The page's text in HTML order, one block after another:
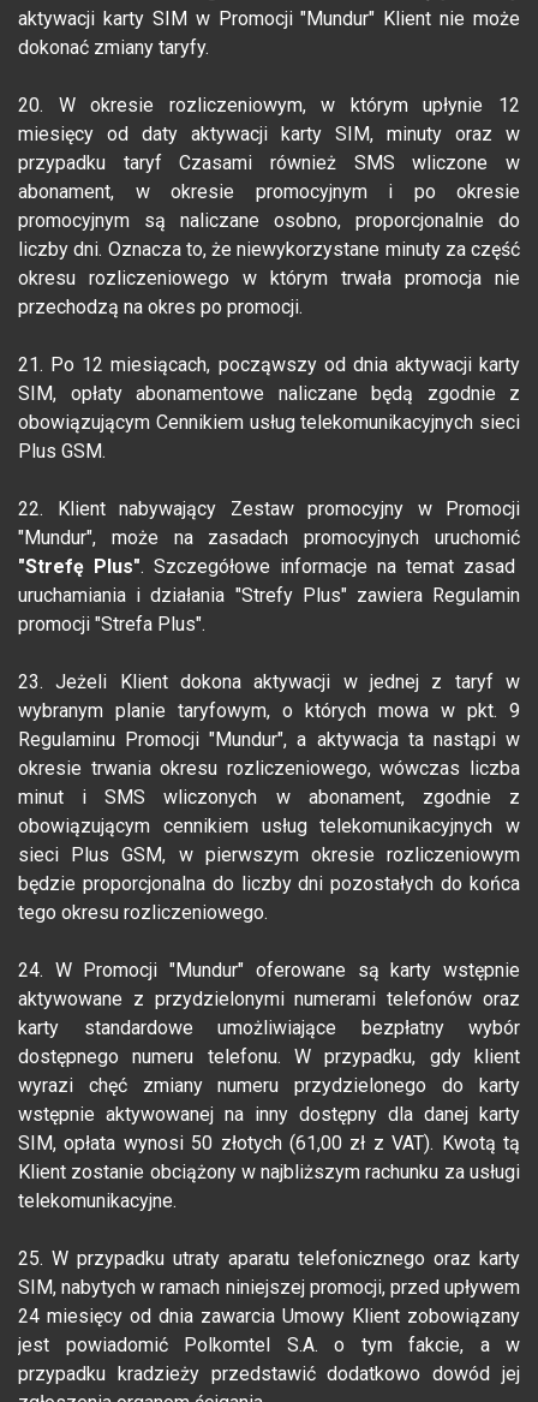
aktywacji karty SIM w Promocji "Mundur" Klient nie może
dokonać zmiany taryfy.
20. W okresie rozliczeniowym, w którym upłynie 12
miesięcy od daty aktywacji karty SIM, minuty oraz w
przypadku taryf Czasami również SMS wliczone w
abonament, w okresie promocyjnym i po okresie
promocyjnym są naliczane osobno, proporcjonalnie do
liczby dni. Oznacza to, że niewykorzystane minuty za część
okresu rozliczeniowego w którym trwała promocja nie
przechodzą na okres po promocji.
21. Po 12 miesiącach, począwszy od dnia aktywacji karty
SIM, opłaty abonamentowe naliczane będą zgodnie z
obowiązującym Cennikiem usług telekomunikacyjnych sieci
Plus GSM.
22. Klient nabywający Zestaw promocyjny w Promocji
"Mundur", może na zasadach promocyjnych uruchomić
"Strefę Plus". Szczegółowe informacje na temat zasad
uruchamiania i działania "Strefy Plus" zawiera Regulamin
promocji "Strefa Plus".
23. Jeżeli Klient dokona aktywacji w jednej z taryf w
wybranym planie taryfowym, o których mowa w pkt. 9
Regulaminu Promocji "Mundur", a aktywacja ta nastąpi w
okresie trwania okresu rozliczeniowego, wówczas liczba
minut i SMS wliczonych w abonament, zgodnie z
obowiązującym cennikiem usług telekomunikacyjnych w
sieci Plus GSM, w pierwszym okresie rozliczeniowym
będzie proporcjonalna do liczby dni pozostałych do końca
tego okresu rozliczeniowego.
24. W Promocji "Mundur" oferowane są karty wstępnie
aktywowane z przydzielonymi numerami telefonów oraz
karty standardowe umożliwiające bezpłatny wybór
dostępnego numeru telefonu. W przypadku, gdy klient
wyrazi chęć zmiany numeru przydzielonego do karty
wstępnie aktywowanej na inny dostępny dla danej karty
SIM, opłata wynosi 50 złotych (61,00 zł z VAT). Kwotą tą
Klient zostanie obciążony w najbliższym rachunku za usługi
telekomunikacyjne.
25. W przypadku utraty aparatu telefonicznego oraz karty
SIM, nabytych w ramach niniejszej promocji, przed upływem
24 miesięcy od dnia zawarcia Umowy Klient zobowiązany
jest powiadomić Polkomtel S.A. o tym fakcie, a w
przypadku kradzieży przedstawić dodatkowo dowód jej